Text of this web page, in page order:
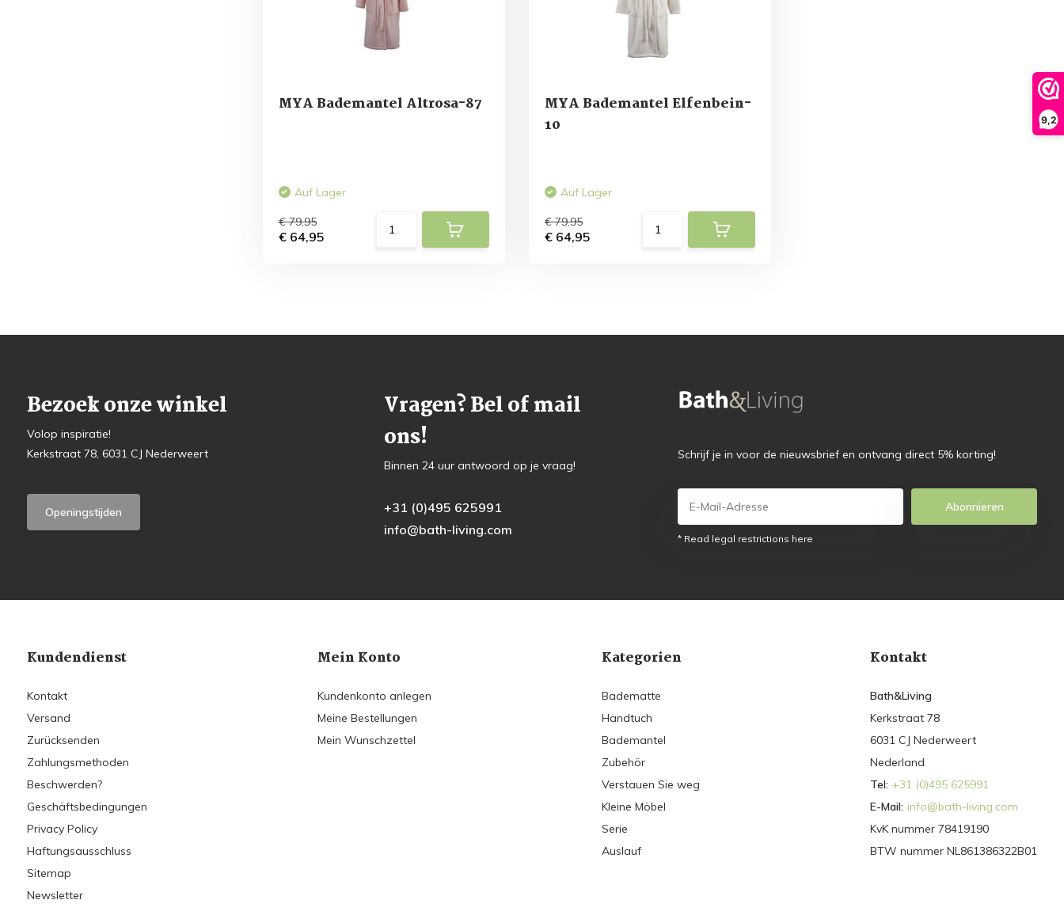
9,2
MYA Bademantel Altrosa-87
Auf Lager
€ 79,95
€ 64,95
MYA Bademantel Elfenbein-
10
Auf Lager
€ 79,95
€ 64,95
Bezoek onze winkel
Volop inspiratie!
Kerkstraat 78, 6031 CJ Nederweert
Openingstijden
Vragen? Bel of mail
ons!
Binnen 24 uur antwoord op je vraag!
+31 (0)495 625991
info@bath-living.com
Schrijf je in voor de nieuwsbrief en ontvang direct 5% korting!
Abonnieren
* Read legal restrictions here
Kundendienst
Kontakt
Versand
Zurücksenden
Zahlungsmethoden
Beschwerden?
Geschäftsbedingungen
Privacy Policy
Haftungsausschluss
Sitemap
Newsletter
Mein Konto
Kundenkonto anlegen
Meine Bestellungen
Mein Wunschzettel
Kategorien
Badematte
Handtuch
Bademantel
Zubehör
Verstauen Sie weg
Kleine Möbel
Serie
Auslauf
Kontakt
Bath&Living
Kerkstraat 78
6031 CJ Nederweert
Nederland
Tel: +31 (0)495 625991
E-Mail: info@bath-living.com
KvK nummer 78419190
BTW nummer NL861386322B01